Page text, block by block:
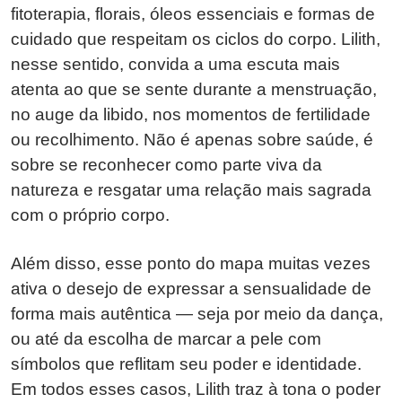
fitoterapia, florais, óleos essenciais e formas de
cuidado que respeitam os ciclos do corpo. Lilith,
nesse sentido, convida a uma escuta mais
atenta ao que se sente durante a menstruação,
no auge da libido, nos momentos de fertilidade
ou recolhimento. Não é apenas sobre saúde, é
sobre se reconhecer como parte viva da
natureza e resgatar uma relação mais sagrada
com o próprio corpo.
Além disso, esse ponto do mapa muitas vezes
ativa o desejo de expressar a sensualidade de
forma mais autêntica — seja por meio da dança,
ou até da escolha de marcar a pele com
símbolos que reflitam seu poder e identidade.
Em todos esses casos, Lilith traz à tona o poder